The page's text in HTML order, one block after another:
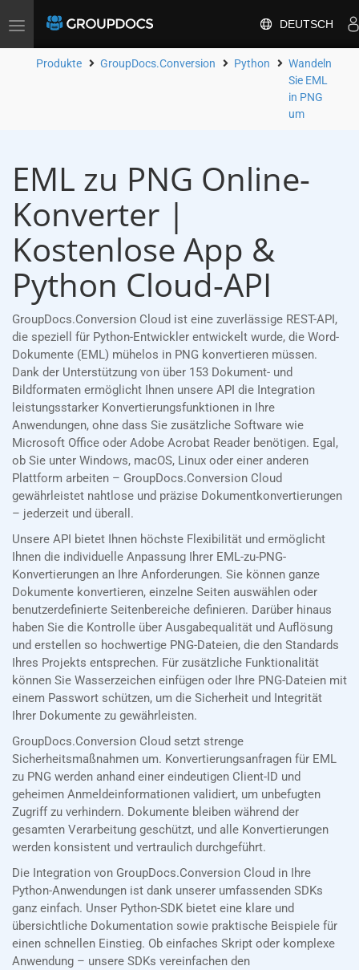
Toggle
DEUTSCH
Produkte GroupDocs.Conversion Python
Wandeln
Sie EML
in PNG
um
EML zu PNG Online-
Konverter |
Kostenlose App &
Python Cloud-API
GroupDocs.Conversion Cloud ist eine zuverlässige REST-API,
die speziell für Python-Entwickler entwickelt wurde, die Word-
Dokumente (EML) mühelos in PNG konvertieren müssen.
Dank der Unterstützung von über 153 Dokument- und
Bildformaten ermöglicht Ihnen unsere API die Integration
leistungsstarker Konvertierungsfunktionen in Ihre
Anwendungen, ohne dass Sie zusätzliche Software wie
Microsoft Office oder Adobe Acrobat Reader benötigen. Egal,
ob Sie unter Windows, macOS, Linux oder einer anderen
Plattform arbeiten – GroupDocs.Conversion Cloud
gewährleistet nahtlose und präzise Dokumentkonvertierungen
– jederzeit und überall.
Unsere API bietet Ihnen höchste Flexibilität und ermöglicht
Ihnen die individuelle Anpassung Ihrer EML-zu-PNG-
Konvertierungen an Ihre Anforderungen. Sie können ganze
Dokumente konvertieren, einzelne Seiten auswählen oder
benutzerdefinierte Seitenbereiche definieren. Darüber hinaus
haben Sie die Kontrolle über Ausgabequalität und Auflösung
und erstellen so hochwertige PNG-Dateien, die den Standards
Ihres Projekts entsprechen. Für zusätzliche Funktionalität
können Sie Wasserzeichen einfügen oder Ihre PNG-Dateien mit
einem Passwort schützen, um die Sicherheit und Integrität
Ihrer Dokumente zu gewährleisten.
GroupDocs.Conversion Cloud setzt strenge
Sicherheitsmaßnahmen um. Konvertierungsanfragen für EML
zu PNG werden anhand einer eindeutigen Client-ID und
geheimen Anmeldeinformationen validiert, um unbefugten
Zugriff zu verhindern. Dokumente bleiben während der
gesamten Verarbeitung geschützt, und alle Konvertierungen
werden konsistent und vertraulich durchgeführt.
Die Integration von GroupDocs.Conversion Cloud in Ihre
Python-Anwendungen ist dank unserer umfassenden SDKs
ganz einfach. Unser Python-SDK bietet eine klare und
übersichtliche Dokumentation sowie praktische Beispiele für
einen schnellen Einstieg. Ob einfaches Skript oder komplexe
Anwendung – unsere SDKs vereinfachen den